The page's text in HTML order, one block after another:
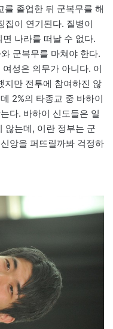
를 졸업한 뒤 군복무를 해
집이 연기된다. 질병이
나라를 떠날 수 없다.
군복무를 마쳐야 한다.
성은 의무가 아니다. 이
지만 전투에 참여하진 않
2%의 타종교 중 바하이
다. 바하이 신도들은 일
않는데, 이란 정부는 군
앙을 퍼뜨릴까봐 걱정하